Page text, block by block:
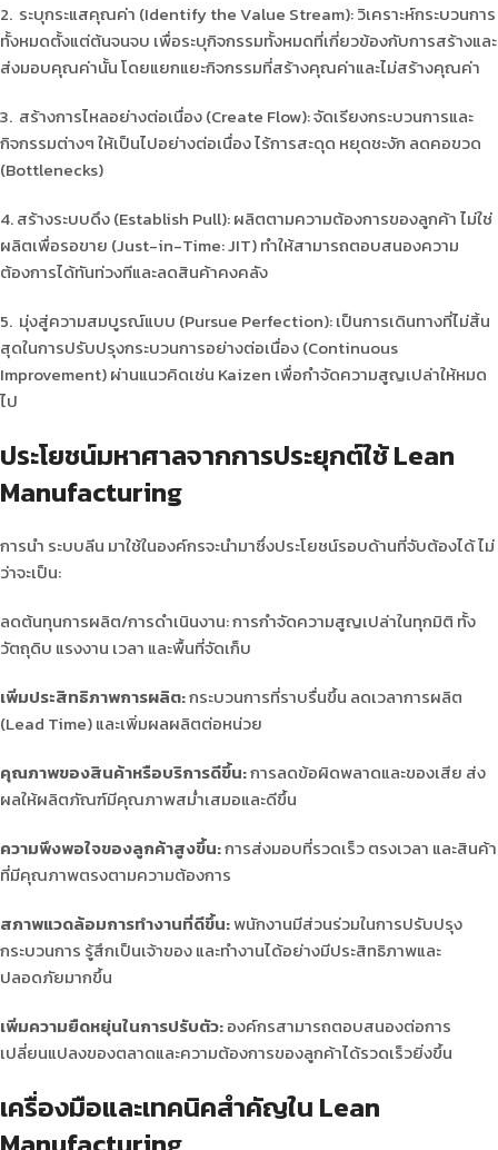
2. ระบุกระแสคุณค่า (Identify the Value Stream): วิเคราะห์กระบวนการ
ทั้งหมดตั้งแต่ต้นจนจบ เพื่อระบุกิจกรรมทั้งหมดที่เกี่ยวข้องกับการสร้างและ
ส่งมอบคุณค่านั้น โดยแยกแยะกิจกรรมที่สร้างคุณค่าและไม่สร้างคุณค่า
3. สร้างการไหลอย่างต่อเนื่อง (Create Flow): จัดเรียงกระบวนการและ
กิจกรรมต่างๆ ให้เป็นไปอย่างต่อเนื่อง ไร้การสะดุด หยุดชะงัก ลดคอขวด
(Bottlenecks)
4. สร้างระบบดึง (Establish Pull): ผลิตตามความต้องการของลูกค้า ไม่ใช่
ผลิตเพื่อรอขาย (Just-in-Time: JIT) ทำให้สามารถตอบสนองความ
ต้องการได้ทันท่วงทีและลดสินค้าคงคลัง
5. มุ่งสู่ความสมบูรณ์แบบ (Pursue Perfection): เป็นการเดินทางที่ไม่สิ้น
สุดในการปรับปรุงกระบวนการอย่างต่อเนื่อง (Continuous
Improvement) ผ่านแนวคิดเช่น Kaizen เพื่อกำจัดความสูญเปล่าให้หมด
ไป
ประโยชน์มหาศาลจากการประยุกต์ใช้ Lean
Manufacturing
การนำ ระบบลีน มาใช้ในองค์กรจะนำมาซึ่งประโยชน์รอบด้านที่จับต้องได้ ไม่
ว่าจะเป็น:
ลดต้นทุนการผลิต/การดำเนินงาน: การกำจัดความสูญเปล่าในทุกมิติ ทั้ง
วัตถุดิบ แรงงาน เวลา และพื้นที่จัดเก็บ
เพิ่มประสิทธิภาพการผลิต:กระบวนการที่ราบรื่นขึ้น ลดเวลาการผลิต
(Lead Time) และเพิ่มผลผลิตต่อหน่วย
คุณภาพของสินค้าหรือบริการดีขึ้น:การลดข้อผิดพลาดและของเสีย ส่ง
ผลให้ผลิตภัณฑ์มีคุณภาพสม่ำเสมอและดีขึ้น
ความพึงพอใจของลูกค้าสูงขึ้น:การส่งมอบที่รวดเร็ว ตรงเวลา และสินค้า
ที่มีคุณภาพตรงตามความต้องการ
สภาพแวดล้อมการทำงานที่ดีขึ้น:พนักงานมีส่วนร่วมในการปรับปรุง
กระบวนการ รู้สึกเป็นเจ้าของ และทำงานได้อย่างมีประสิทธิภาพและ
ปลอดภัยมากขึ้น
เพิ่มความยืดหยุ่นในการปรับตัว:องค์กรสามารถตอบสนองต่อการ
เปลี่ยนแปลงของตลาดและความต้องการของลูกค้าได้รวดเร็วยิ่งขึ้น
เครื่องมือและเทคนิคสำคัญใน Lean